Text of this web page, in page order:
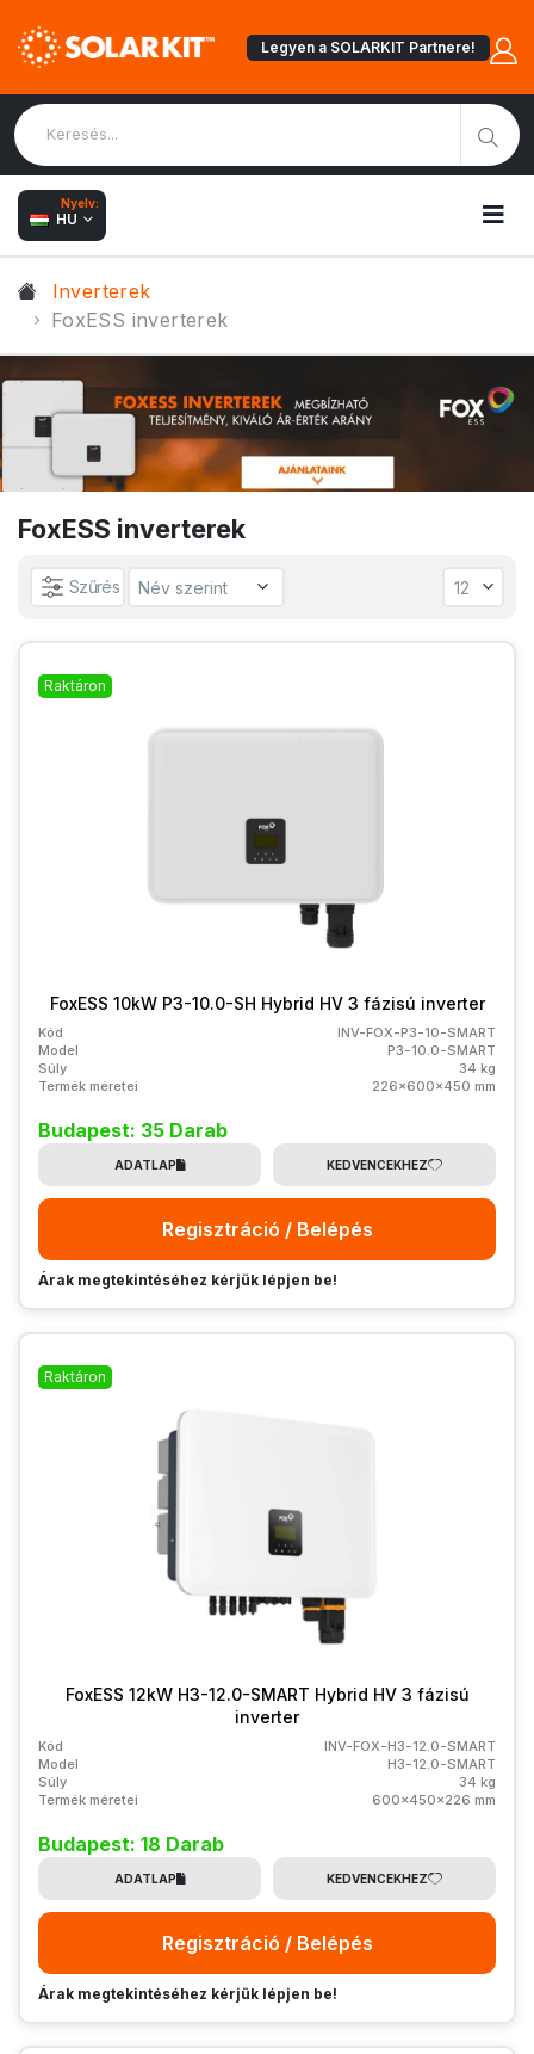
Legyen a SOLARKIT Partnere!
Nyelv:
HU
Inverterek
FoxESS inverterek
FoxESS inverterek
Szűrés
Raktáron
FoxESS 10kW P3-10.0-SH Hybrid HV 3 fázisú inverter
Kód
INV-FOX-P3-10-SMART
Model
P3-10.0-SMART
Súly
34 kg
Termék méretei
226x600x450 mm
Budapest: 35 Darab
ADATLAP KEDVENCEKHEZ
Regisztráció / Belépés
Árak megtekintéséhez kérjük lépjen be!
Raktáron
FoxESS 12kW H3-12.0-SMART Hybrid HV 3 fázisú
inverter
Kód
INV-FOX-H3-12.0-SMART
Model
H3-12.0-SMART
Súly
34 kg
Termék méretei
600x450x226 mm
Budapest: 18 Darab
ADATLAP KEDVENCEKHEZ
Regisztráció / Belépés
Árak megtekintéséhez kérjük lépjen be!